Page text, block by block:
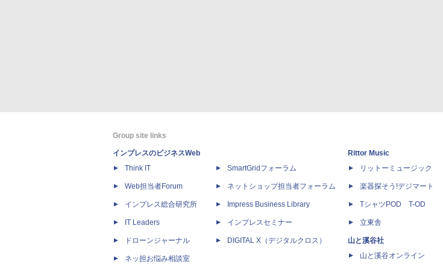
Group site links
インプレスのビジネスWeb
Think IT
Web担当者Forum
インプレス総合研究所
IT Leaders
ドローンジャーナル
ネッ担お悩み相談室
SmartGridフォーラム
ネットショップ担当者フォーラム
Impress Business Library
インプレスセミナー
DIGITAL X（デジタルクロス）
Rittor Music
リットーミュージック
楽器探そう!デジマート
TシャツPOD T-OD
立東舎
山と溪谷社
山と溪谷オンライン